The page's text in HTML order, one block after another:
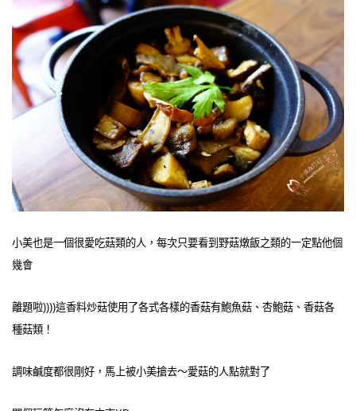
小美也是一個很愛吃菇類的人，每次只要看到野菇燉飯之類的一定點他個
幾會
離題啦))))這香料炒菇使用了各式各樣的香菇有鮑魚菇、杏鮑菇、香菇各
種菇類！
調味鹹度都很剛好，馬上被小美搶去～愛菇的人點就對了